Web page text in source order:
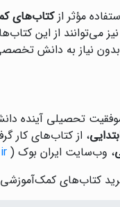
مؤثر ازکتاب‌های
می‌توانند از این
نیاز به دانش
موفقیت تحصیلی آینده
، از کتاب‌های کار
، وب‌سایت ایران بوک (
کتاب‌های کمک‌آموزشی